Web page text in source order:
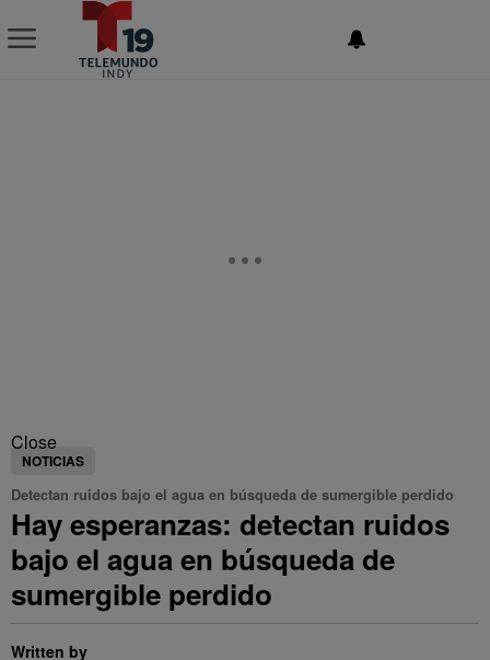
Close
NOTICIAS
Detectan ruidos bajo el agua en búsqueda de sumergible perdido
Hay esperanzas: detectan ruidos
bajo el agua en búsqueda de
sumergible perdido
Written by